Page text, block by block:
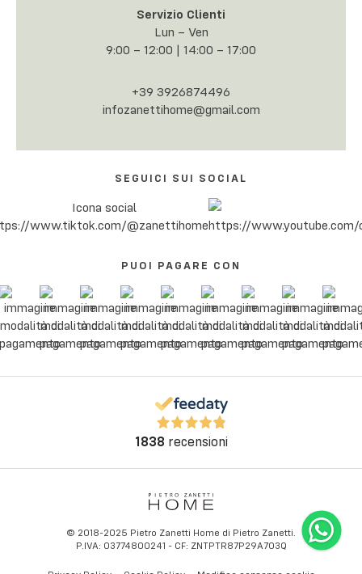
Servizio Clienti
Lun – Ven
9:00 – 12:00 | 14:00 – 17:00
+39 3926874496
infozanettihome@gmail.com
SEGUICI SUI SOCIAL
PUOI PAGARE CON
1838 recensioni
© 2018-2025 Pietro Zanetti Home di Pietro Zanetti.
P.IVA: 03774800241 - CF: ZNTPTR87P29A703Q